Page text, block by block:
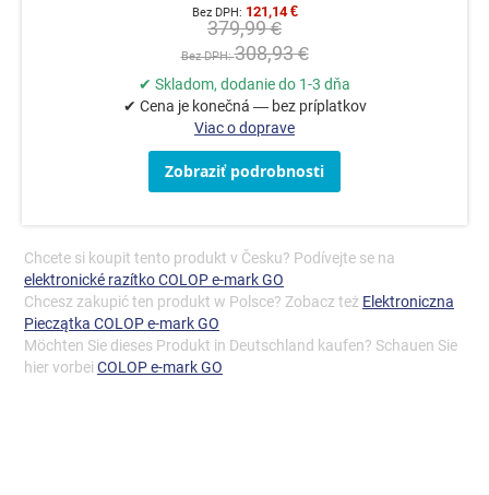
121,14 €
379,99 €
308,93 €
✔ Skladom, dodanie do 1-3 dňa
✔ Cena je konečná — bez príplatkov
Viac o doprave
Zobraziť podrobnosti
Chcete si koupit tento produkt v Česku? Podívejte se na
elektronické razítko COLOP e-mark GO
Chcesz zakupić ten produkt w Polsce? Zobacz też Elektroniczna
Pieczątka COLOP e-mark GO
Möchten Sie dieses Produkt in Deutschland kaufen? Schauen Sie
hier vorbei COLOP e-mark GO